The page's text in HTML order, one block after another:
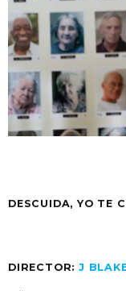
DESCUIDA, YO TE
DIRECTOR:J